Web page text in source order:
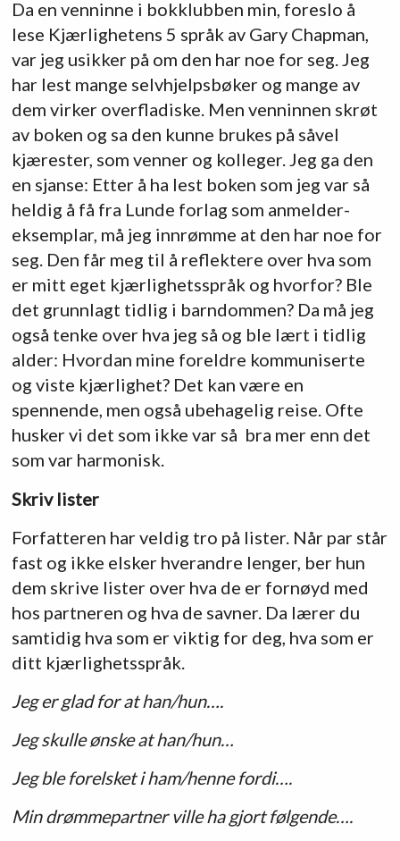
Da en venninne i bokklubben min, foreslo å
lese Kjærlighetens 5 språk av Gary Chapman,
var jeg usikker på om den har noe for seg. Jeg
har lest mange selvhjelpsbøker og mange av
dem virker overfladiske. Men venninnen skrøt
av boken og sa den kunne brukes på såvel
kjærester, som venner og kolleger. Jeg ga den
en sjanse: Etter å ha lest boken som jeg var så
heldig å få fra Lunde forlag som anmelder-
eksemplar, må jeg innrømme at den har noe for
seg. Den får meg til å reflektere over hva som
er mitt eget kjærlighetsspråk og hvorfor? Ble
det grunnlagt tidlig i barndommen? Da må jeg
også tenke over hva jeg så og ble lært i tidlig
alder: Hvordan mine foreldre kommuniserte
og viste kjærlighet? Det kan være en
spennende, men også ubehagelig reise. Ofte
husker vi det som ikke var så bra mer enn det
som var harmonisk.
Skriv lister
Forfatteren har veldig tro på lister. Når par står
fast og ikke elsker hverandre lenger, ber hun
dem skrive lister over hva de er fornøyd med
hos partneren og hva de savner. Da lærer du
samtidig hva som er viktig for deg, hva som er
ditt kjærlighetsspråk.
Jeg er glad for at han/hun….
Jeg skulle ønske at han/hun…
Jeg ble forelsket i ham/henne fordi….
Min drømmepartner ville ha gjort følgende….